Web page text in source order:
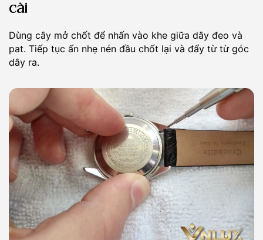
cài
Dùng cây mở chốt để nhấn vào khe giữa dây đeo và
pat. Tiếp tục ấn nhẹ nén đầu chốt lại và đẩy từ từ góc
dây ra.